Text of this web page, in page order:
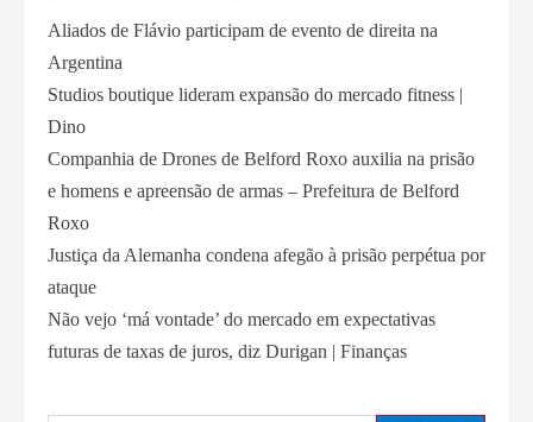
Aliados de Flávio participam de evento de direita na
Argentina
Studios boutique lideram expansão do mercado fitness |
Dino
Companhia de Drones de Belford Roxo auxilia na prisão
e homens e apreensão de armas – Prefeitura de Belford
Roxo
Justiça da Alemanha condena afegão à prisão perpétua por
ataque
Não vejo ‘má vontade’ do mercado em expectativas
futuras de taxas de juros, diz Durigan | Finanças